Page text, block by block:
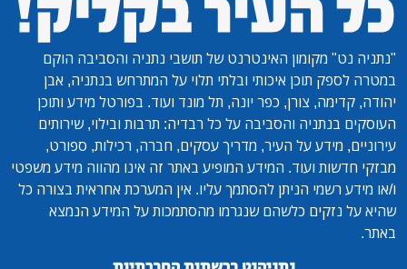
"נתניה נט" מקומון האינטרנט של תושבי נתניה והסביבה הוקם
במטרה לספק תוכן איכותי ובלתי תלוי על המתרחש בנתניה, אבן
יהודה, קדימה, צורן, כפר יונה, תל מונד ועוד. בפורטל מידע ותוכן
העוסקים בנתניה והסביבה על כל רבדיה: תרבות ובילוי, שירותים
עירוניים, מידע על העיר, מדריך עסקים, חברה, רכילות, ספורט,
מבזקי חדשות ועוד. המידע המופיע באתר זה אינו מהווה מידע משפטי
ו/או מידע רשמי הניתן להסתמך עליו. אין המערכת אחראית בצורה כל
שהיא על נזקים כלשהם שנגרמו מהסתמכות על המידע הנמצא
באתר.